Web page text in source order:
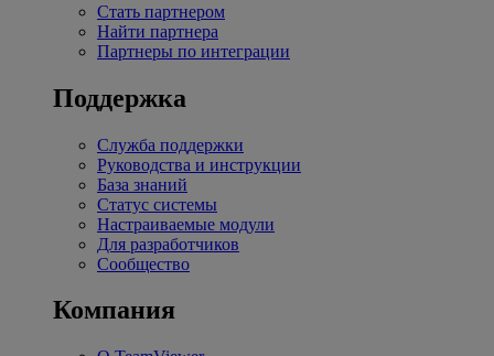
Стать партнером
Найти партнера
Партнеры по интеграции
Поддержка
Служба поддержки
Руководства и инструкции
База знаний
Статус системы
Настраиваемые модули
Для разработчиков
Сообщество
Компания